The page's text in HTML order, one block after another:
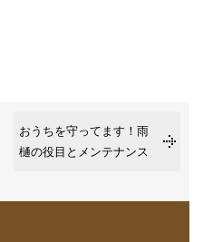
おうちを守ってます！雨
樋の役目とメンテナンス